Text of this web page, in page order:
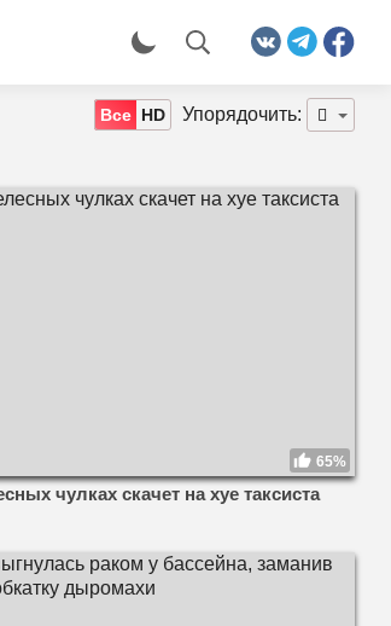
Все HD Упорядочить:
65%
чулках скачет на хуе таксиста